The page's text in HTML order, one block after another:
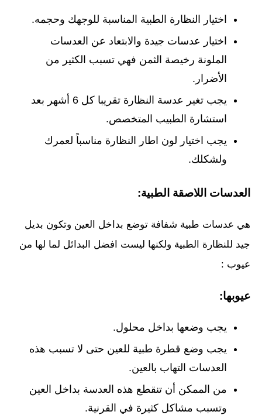
اختيار النظارة الطبية المناسبة للوجهك وحجمه.
اختيار عدسات جيدة والابتعاد عن العدسات
الملونة رخيصة الثمن فهي تسبب الكثير من
الأضرار.
يجب تغير عدسة النظارة تقريبا كل 6 أشهر بعد
استشارة الطبيب المتخصص.
يجب اختيار لون اطار النظارة مناسباً لعمرك
ولشكلك.
العدسات اللاصقة الطبية:
هي عدسات طبية شفافة توضع بداخل العين وتكون بديل
جيد للنظارة الطبية ولكنها ليست افضل البدائل لما لها من
عيوب :
عيوبها:
يجب وضعها بداخل محلول.
يجب وضع قطرة طبية للعين حتى لا تسبب هذه
العدسات التهاب بالعين.
من الممكن أن تنقطع هذه العدسة بداخل العين
وتسبب مشاكل كثيرة في القرنية.